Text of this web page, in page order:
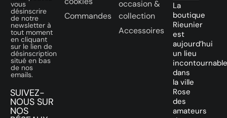
vous
désinscrire
de notre
newsletter à
tout moment
en cliquant
sur le lien de
désinscription
situé en bas
de nos
emails.
SUIVEZ-
NOUS SUR
NOS
Commandes
occasion &
collection
Accessoires
La
boutique
Rieunier
est
aujourd’hui
un lieu
incontournable
dans
la ville
Rose
des
amateurs